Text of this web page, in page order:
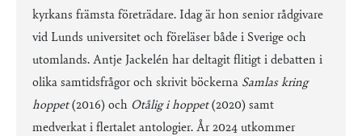
kyrkans främsta företrädare. Idag är hon senior rådgivare
vid Lunds universitet och föreläser både i Sverige och
utomlands. Antje Jackelén har deltagit flitigt i debatten i
olika samtidsfrågor och skrivit böckerna Samlas kring
hoppet(2016) och Otålig i hoppet(2020) samt
medverkat i flertalet antologier. År 2024 utkommer